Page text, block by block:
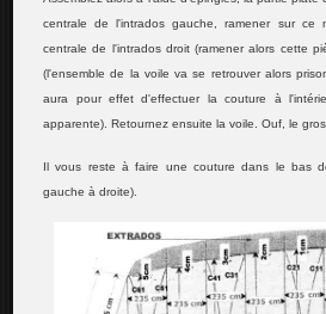
centrale de l'intrados gauche, ramener sur ce
centrale de l'intrados droit (ramener alors cette
(l'ensemble de la voile va se retrouver alors
aura pour effet d'effectuer la couture à
apparente). Retournez ensuite la voile. Ouf, le
Il vous reste à faire une couture dans le bas
gauche à droite).